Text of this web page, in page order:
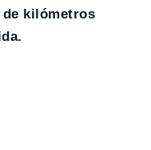
kilómetros